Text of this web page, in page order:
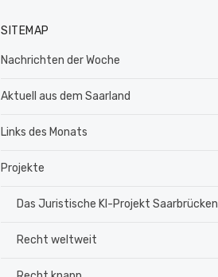
SITEMAP
Nachrichten der Woche
Aktuell aus dem Saarland
Links des Monats
Projekte
Das Juristische KI-Projekt Saarbrücken
Recht weltweit